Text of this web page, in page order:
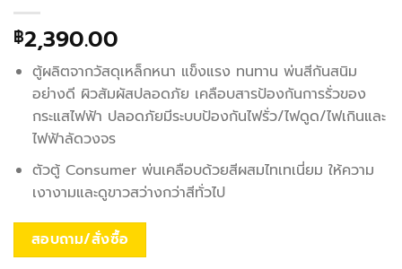
฿2,390.00
ตู้ผลิตจากวัสดุเหล็กหนา แข็งแรง ทนทาน พ่นสีกันสนิม
อย่างดี ผิวสัมผัสปลอดภัย เคลือบสารป้องกันการรั่วของ
กระแสไฟฟ้า ปลอดภัยมีระบบป้องกันไฟรั่ว/ไฟดูด/ไฟเกินและ
ไฟฟ้าลัดวงจร
ตัวตู้ Consumer พ่นเคลือบด้วยสีผสมไทเทเนี่ยม ให้ความ
เงางามและดูขาวสว่างกว่าสีทั่วไป
สอบถาม/สั่งซื้อ